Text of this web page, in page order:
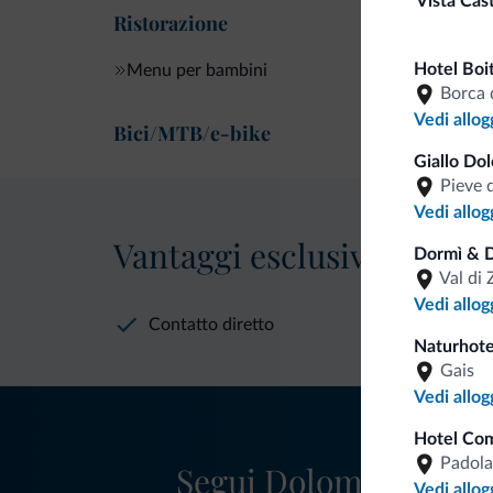
Ristorazione
Menu per bambini
Bici/MTB/e-bike
Hotel
Borca
Vedi
Giallo
Pieve
Vedi
Dormì &
Val di
Vedi
Gais
Vedi
Hotel
Vantaggi esclusivi
Contatto diretto
Segui Dolomiti.it